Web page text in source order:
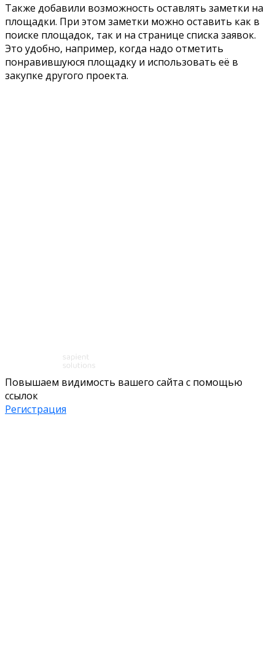
Также добавили возможность оставлять заметки на
площадки. При этом заметки можно оставить как в
поиске площадок, так и на странице списка заявок.
Это удобно, например, когда надо отметить
понравившуюся площадку и использовать её в
закупке другого проекта.
Повышаем видимость вашего сайта с помощью
ссылок
Регистрация